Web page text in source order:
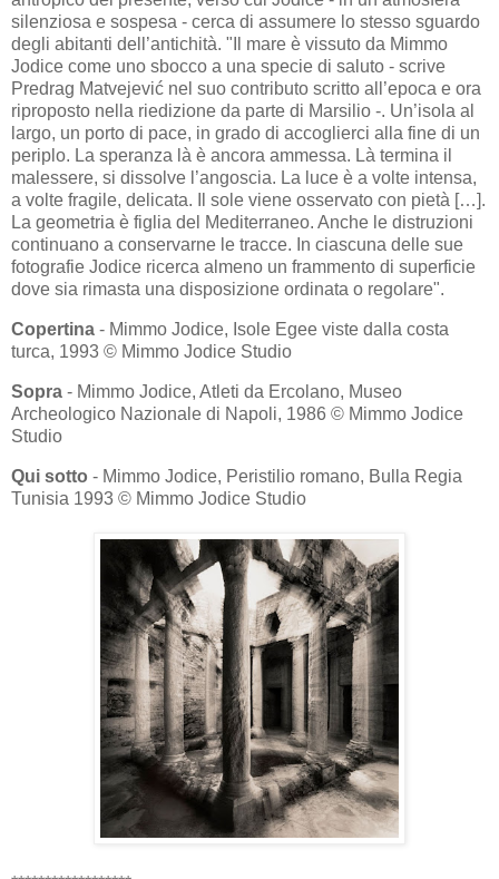
silenziosa e sospesa - cerca di assumere lo stesso sguardo
degli abitanti dell’antichità. "Il mare è vissuto da Mimmo
Jodice come uno sbocco a una specie di saluto - scrive
Predrag Matvejević nel suo contributo scritto all’epoca e ora
riproposto nella riedizione da parte di Marsilio -. Un’isola al
largo, un porto di pace, in grado di accoglierci alla fine di un
periplo. La speranza là è ancora ammessa. Là termina il
malessere, si dissolve l’angoscia. La luce è a volte intensa,
a volte fragile, delicata. Il sole viene osservato con pietà […].
La geometria è figlia del Mediterraneo. Anche le distruzioni
continuano a conservarne le tracce. In ciascuna delle sue
fotografie Jodice ricerca almeno un frammento di superficie
dove sia rimasta una disposizione ordinata o regolare".
Copertina - Mimmo Jodice, Isole Egee viste dalla costa
turca, 1993 © Mimmo Jodice Studio
Sopra - Mimmo Jodice, Atleti da Ercolano, Museo
Archeologico Nazionale di Napoli, 1986 © Mimmo Jodice
Studio
Qui sotto - Mimmo Jodice, Peristilio romano, Bulla Regia
Tunisia 1993 © Mimmo Jodice Studio